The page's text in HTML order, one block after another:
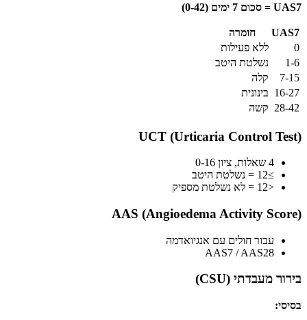
UAS7 = סכום 7 ימים (0-42)
UAS7
חומרה
0
ללא פעילות
1-6
נשלטת היטב
7-15
קלה
16-27
בינונית
28-42
קשה
UCT (Urticaria Control Test)
4 שאלות, ציון 0-16
≥12 = נשלטת היטב
<12 = לא נשלטת מספיק
AAS (Angioedema Activity Score)
עבור חולים עם אנגיואדמה
AAS7 / AAS28
בירור מעבדתי (CSU)
בסיסי: